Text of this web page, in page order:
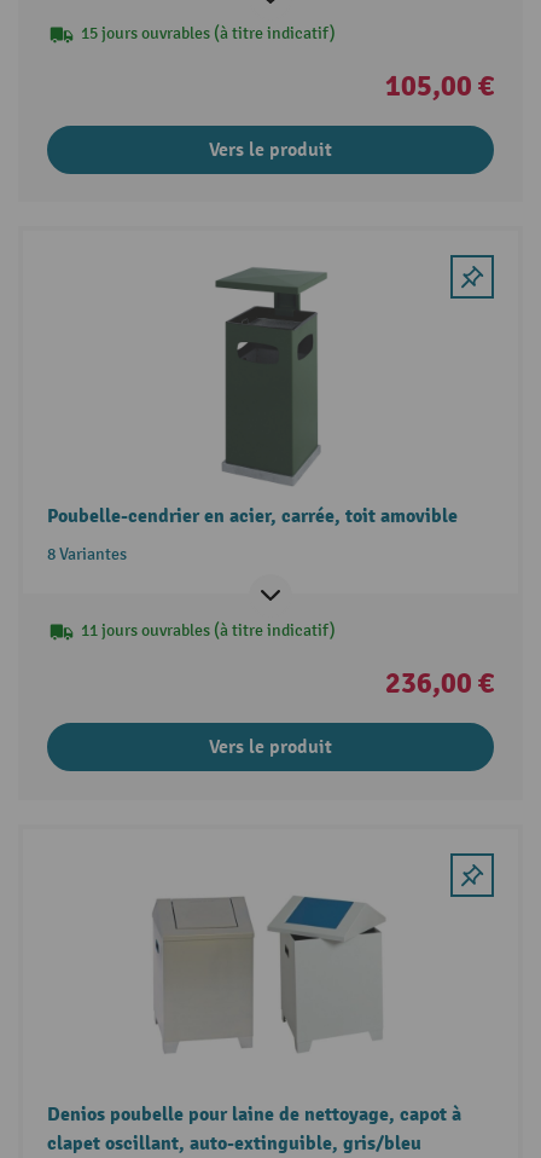
15 jours ouvrables (à titre indicatif)
105,00 €
Vers le produit
Poubelle-cendrier en acier, carrée, toit amovible
8 Variantes
11 jours ouvrables (à titre indicatif)
236,00 €
Vers le produit
Denios poubelle pour laine de nettoyage, capot à
clapet oscillant, auto-extinguible, gris/bleu